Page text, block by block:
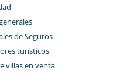
de Seguros
turísticos
villas en venta